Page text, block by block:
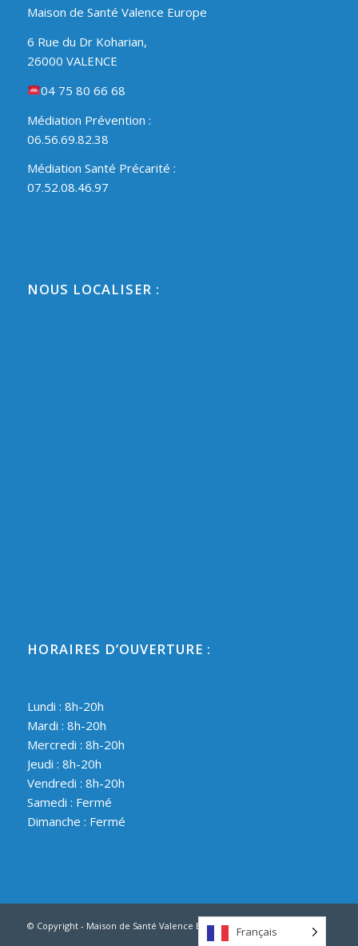
Maison de Santé Valence Europe
6 Rue du Dr Koharian,
26000 VALENCE
04 75 80 66 68
Médiation Prévention :
06.56.69.82.38
Médiation Santé Précarité :
07.52.08.46.97
NOUS LOCALISER :
HORAIRES D’OUVERTURE :
Lundi : 8h-20h
Mardi : 8h-20h
Mercredi : 8h-20h
Jeudi : 8h-20h
Vendredi : 8h-20h
Samedi : Fermé
Dimanche : Fermé
© Copyright - Maison de Santé Valence Europe - Mentions Légales
Français